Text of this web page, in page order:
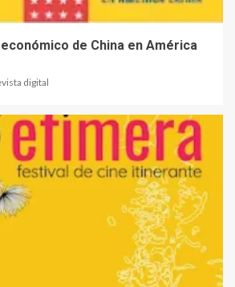
de China en América
digital